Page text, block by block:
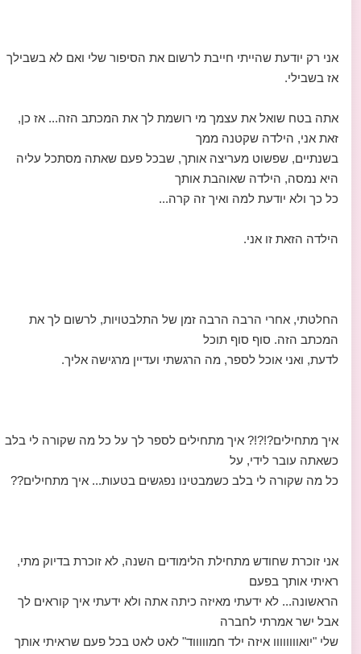
אני רק יודעת שהייתי חייבת לרשום את הסיפור שלי ואם לא בשבילך
אז בשבילי.
אתה בטח שואל את עצמך מי רושמת לך את המכתב הזה... אז כן,
זאת אני, הילדה שקטנה ממך
בשנתיים, שפשוט מעריצה אותך, שבכל פעם שאתה מסתכל עליה
היא נמסה, הילדה שאוהבת אותך
כל כך ולא יודעת למה ואיך זה קרה...
הילדה הזאת זו אני.
החלטתי, אחרי הרבה הרבה זמן של התלבטויות, לרשום לך את
המכתב הזה. סוף סוף תוכל
לדעת, ואני אוכל לספר, מה הרגשתי ועדיין מרגישה אליך.
איך מתחילים?!?!? איך מתחילים לספר לך על כל מה שקורה לי בלב
כשאתה עובר לידי, על
כל מה שקורה לי בלב כשמבטינו נפגשים בטעות... איך מתחילים??
אני זוכרת שחודש מתחילת הלימודים השנה, לא זוכרת בדיוק מתי,
ראיתי אותך בפעם
הראשונה... לא ידעתי מאיזה כיתה אתה ולא ידעתי איך קוראים לך
אבל ישר אמרתי לחברה
שלי "יואוווווווו איזה ילד חמוווווד" לאט לאט בכל פעם שראיתי אותך